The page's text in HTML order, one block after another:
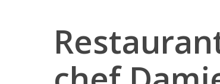
Hit enter to search or ESC to close